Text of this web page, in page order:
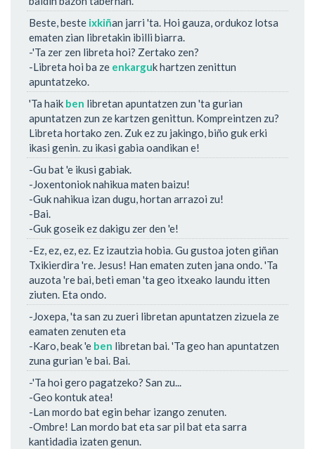
Beste, beste ixkiñan jarri 'ta. Hoi gauza, ordukoz lotsa
ematen zian libretakin ibilli biarra.
-'Ta zer zen libreta hoi? Zertako zen?
-Libreta hoi ba ze enkarguk hartzen zenittun
apuntatzeko.
'Ta haik ben libretan apuntatzen zun 'ta gurian
apuntatzen zun ze kartzen genittun. Kompreintzen zu?
Libreta hortako zen. Zuk ez zu jakingo, biño guk erki
ikasi genin. zu ikasi gabia oandikan e!
-Gu bat 'e ikusi gabiak.
-Joxentoniok nahikua maten baizu!
-Guk nahikua izan dugu, hortan arrazoi zu!
-Bai.
-Guk goseik ez dakigu zer den 'e!
-Ez, ez, ez, ez. Ez izautzia hobia. Gu gustoa joten giñan
Txikierdira 're. Jesus! Han ematen zuten jana ondo. 'Ta
auzota 're bai, beti eman 'ta geo itxeako laundu itten
ziuten. Eta ondo.
-Joxepa, 'ta san zu zueri libretan apuntatzen zizuela ze
eamaten zenuten eta
-Karo, beak 'e ben libretan bai. 'Ta geo han apuntatzen
zuna gurian 'e bai. Bai.
-'Ta hoi gero pagatzeko? San zu...
-Geo kontuk atea!
-Lan mordo bat egin behar izango zenuten.
-Ombre! Lan mordo bat eta sar pil bat eta sarra
kantidadia izaten genun.